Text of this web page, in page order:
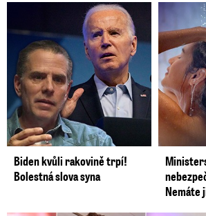
Biden kvůli rakovině trpí!
Bolestná slova syna
Nemáte